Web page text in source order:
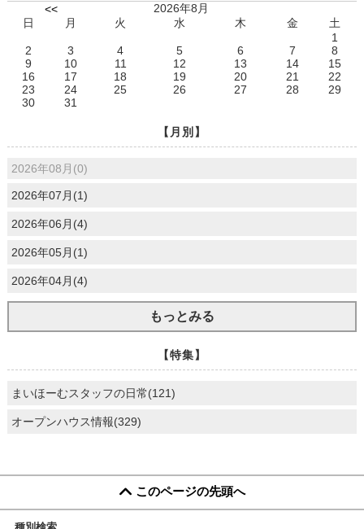
<<
2026年8月
日
月 火 水 木 金
土
1
2
3 4 5 6 7
8
9
10 11 12 13 14
15
16
17 18 19 20 21
22
23
24 25 26 27 28
29
30
31
【月別】
2026年08月(0)
2026年07月(1)
2026年06月(4)
2026年05月(1)
2026年04月(4)
もっとみる
【特集】
まいほーむスタッフの日常(121)
オープンハウス情報(329)
このページの先頭へ